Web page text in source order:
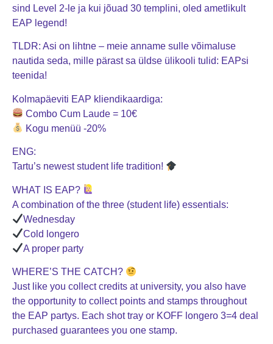
sind Level 2-le ja kui jõuad 30 templini, oled ametlikult
EAP legend!
TLDR: Asi on lihtne – meie anname sulle võimaluse
nautida seda, mille pärast sa üldse ülikooli tulid: EAPsi
teenida!
Kolmapäeviti EAP kliendikaardiga:
Combo Cum Laude = 10€
Kogu menüü -20%
ENG:
Tartu’s newest student life tradition!
WHAT IS EAP?
A combination of the three (student life) essentials:
Wednesday
Cold longero
A proper party
WHERE’S THE CATCH?
Just like you collect credits at university, you also have
the opportunity to collect points and stamps throughout
the EAP partys. Each shot tray or KOFF longero 3=4 deal
purchased guarantees you one stamp.